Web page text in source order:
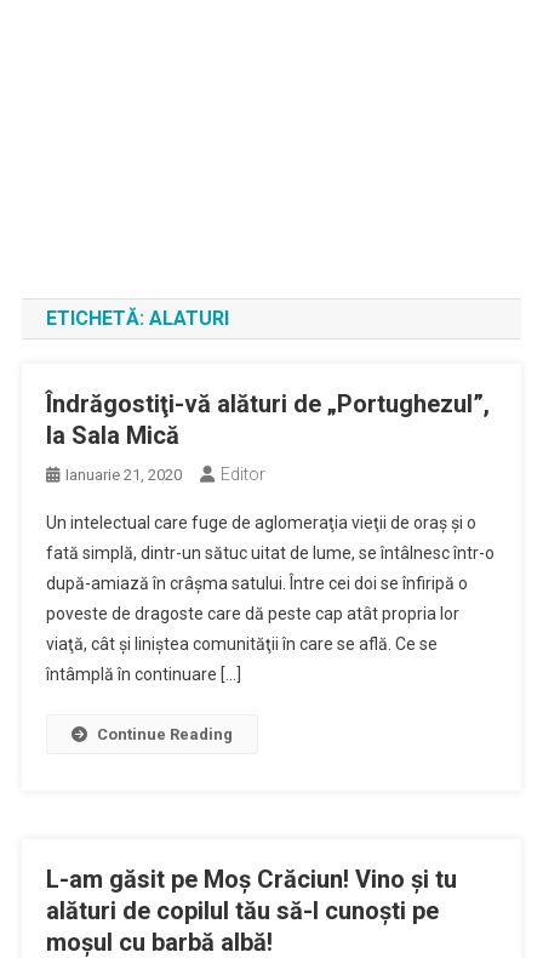
ETICHETĂ: ALATURI
Îndrăgostiţi-vă alături de „Portughezul”,
la Sala Mică
Ianuarie 21, 2020 Editor
Un intelectual care fuge de aglomeraţia vieţii de oraş şi o
fată simplă, dintr-un sătuc uitat de lume, se întâlnesc într-o
după-amiază în crâşma satului. Între cei doi se înfiripă o
poveste de dragoste care dă peste cap atât propria lor
viaţă, cât şi liniştea comunităţii în care se află. Ce se
întâmplă în continuare […]
Continue Reading
L-am găsit pe Moș Crăciun! Vino și tu
alături de copilul tău să-l cunoști pe
moșul cu barbă albă!